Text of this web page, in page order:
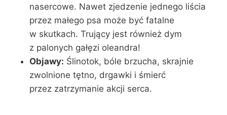
nasercowe. Nawet zjedzenie jednego liścia
przez małego psa może być fatalne
w skutkach. Trujący jest również dym
z palonych gałęzi oleandra!
Objawy: Ślinotok, bóle brzucha, skrajnie
zwolnione tętno, drgawki i śmierć
przez zatrzymanie akcji serca.